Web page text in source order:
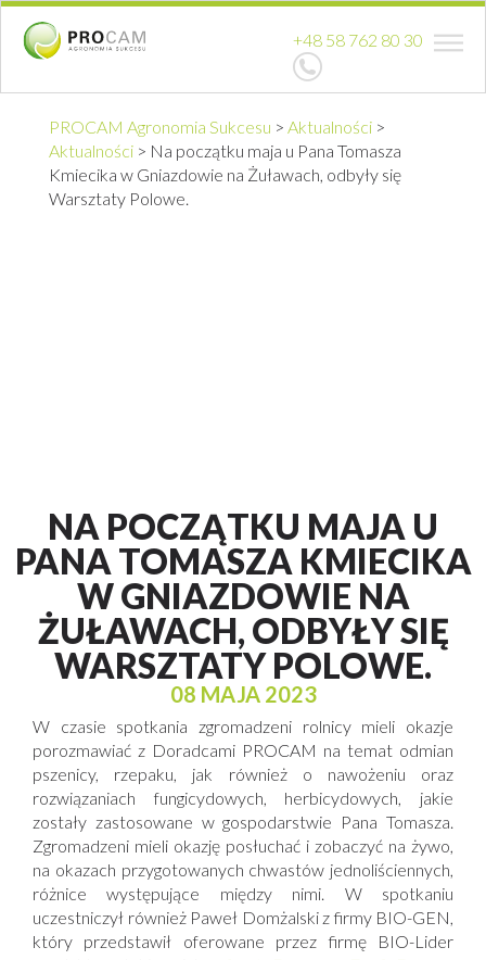
+48 58 762 80 30
PROCAM Agronomia Sukcesu > Aktualności >
Aktualności > Na początku maja u Pana Tomasza
Kmiecika w Gniazdowie na Żuławach, odbyły się
Warsztaty Polowe.
NA POCZĄTKU MAJA U
PANA TOMASZA KMIECIKA
W GNIAZDOWIE NA
ŻUŁAWACH, ODBYŁY SIĘ
WARSZTATY POLOWE.
08 MAJA 2023
W czasie spotkania zgromadzeni rolnicy mieli okazje
porozmawiać z Doradcami PROCAM na temat odmian
pszenicy, rzepaku, jak również o nawożeniu oraz
rozwiązaniach fungicydowych, herbicydowych, jakie
zostały zastosowane w gospodarstwie Pana Tomasza.
Zgromadzeni mieli okazję posłuchać i zobaczyć na żywo,
na okazach przygotowanych chwastów jednoliściennych,
różnice występujące między nimi. W spotkaniu
uczestniczył również Paweł Domżalski z firmy BIO-GEN,
który przedstawił oferowane przez firmę BIO-Lider